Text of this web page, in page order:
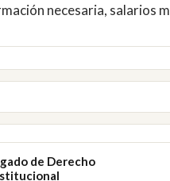
necesaria, salarios
de Derecho